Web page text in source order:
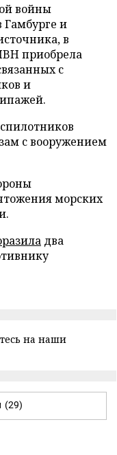
войны
Гамбурге и
в
приобрела
с
и
с вооружением
морских
два
на наши
(29)